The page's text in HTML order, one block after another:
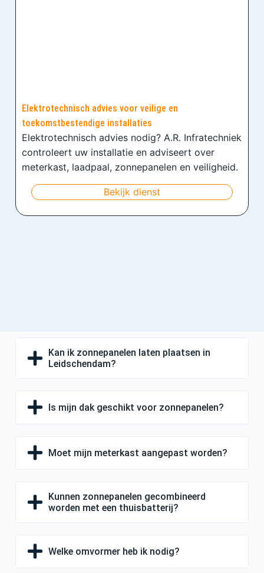
Elektrotechnisch advies voor veilige en
toekomstbestendige installaties
Elektrotechnisch advies nodig? A.R. Infratechniek
controleert uw installatie en adviseert over
meterkast, laadpaal, zonnepanelen en veiligheid.
Bekijk dienst
Kan ik zonnepanelen laten plaatsen in
Leidschendam?
Is mijn dak geschikt voor zonnepanelen?
Moet mijn meterkast aangepast worden?
Kunnen zonnepanelen gecombineerd
worden met een thuisbatterij?
Welke omvormer heb ik nodig?